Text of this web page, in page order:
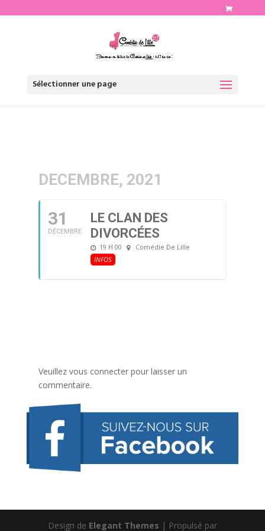
Sélectionner une page
DECEMBRE, 2021
31
DÉCEMBRE
LE CLAN DES
DIVORCÉES
19 H 00
Comédie De Lille
INFOS
Veuillez vous connecter pour laisser un
commentaire.
Design de Elegant Themes | Propulsé par